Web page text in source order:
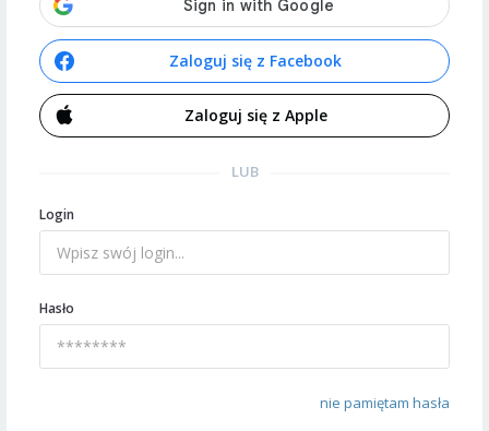
Zaloguj się z Facebook
Zaloguj się z Apple
LUB
Login
Hasło
nie pamiętam hasła